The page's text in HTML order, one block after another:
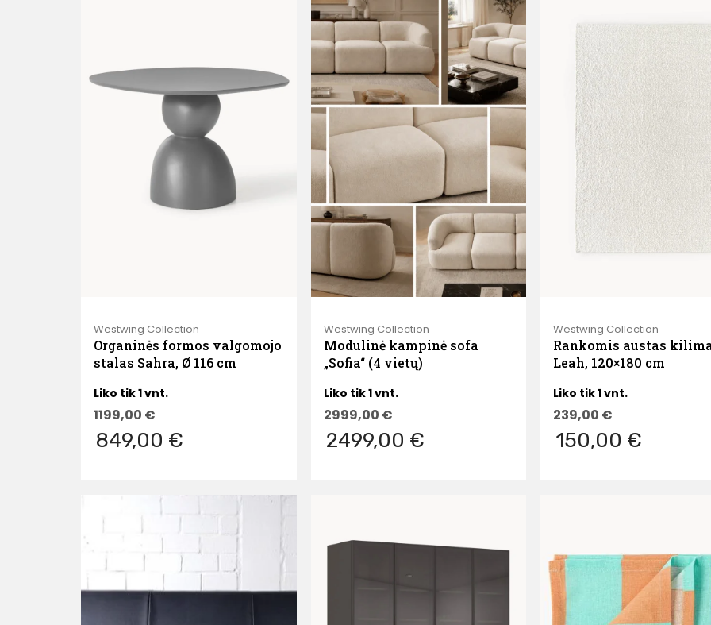
Westwing Collection
Organinės formos valgomojo
stalas Sahra, Ø 116 cm
Liko tik 1 vnt.
1199,00€
849,00 €
Westwing Collection
Modulinė kampinė sofa
„Sofia“ (4 vietų)
Liko tik 1 vnt.
2999,00€
2499,00 €
Westwing Collection
Rankomis austas
Leah, 120×180 cm
Liko tik 1 vnt.
239,00€
150,00 €